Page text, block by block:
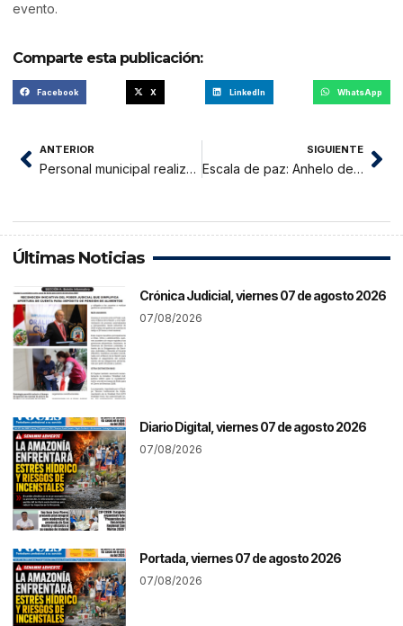
evento.
Comparte esta publicación:
Facebook X LinkedIn WhatsApp
ANTERIOR
Personal municipal realiza mantenimiento de la alameda Fernando Belaúnde Terry
SIGUIENTE
Escala de paz: Anhelo de los pueblos
Últimas Noticias
Crónica Judicial, viernes 07 de agosto 2026
07/08/2026
Diario Digital, viernes 07 de agosto 2026
07/08/2026
Portada, viernes 07 de agosto 2026
07/08/2026